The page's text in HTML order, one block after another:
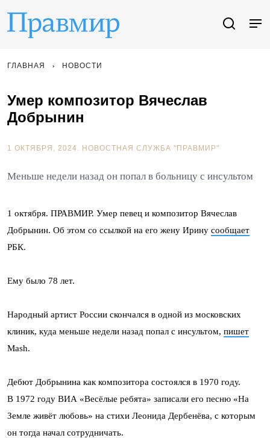
ГЛАВНАЯ НОВОСТИ
Умер композитор Вячеслав
Добрынин
1 ОКТЯБРЯ, 2024. НОВОСТНАЯ СЛУЖБА "ПРАВМИР"
Меньше недели назад он попал в больницу с инсультом
1 октября. ПРАВМИР. Умер певец и композитор Вячеслав
Добрынин. Об этом со ссылкой на его жену Ирину сообщает
РБК.
Ему было 78 лет.
Народный артист России скончался в одной из московских
клиник, куда меньше недели назад попал с инсультом, пишет
Mash.
Дебют Добрынина как композитора состоялся в 1970 году.
В 1972 году ВИА «Весёлые ребята» записали его песню «На
Земле живёт любовь» на стихи Леонида Дербенёва, c которым
он тогда начал сотрудничать.